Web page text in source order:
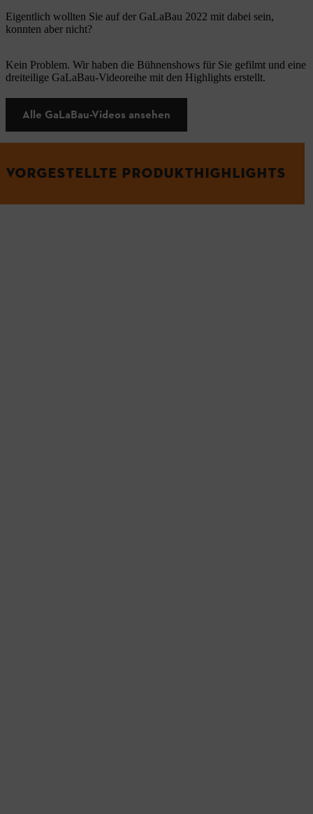
Eigentlich wollten Sie auf der GaLaBau 2022 mit dabei sein,
konnten aber nicht?
Kein Problem. Wir haben die Bühnenshows für Sie gefilmt und eine
dreiteilige GaLaBau-Videoreihe mit den Highlights erstellt.
Alle GaLaBau-Videos ansehen
VORGESTELLTE PRODUKTHIGHLIGHTS